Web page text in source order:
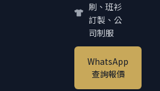
刷、班衫
訂製、公
司制服
WhatsApp
查詢報價